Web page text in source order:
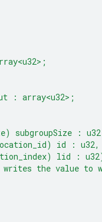
: array<u32>;
subgroupSize :
id : u32,
lid :
the value to